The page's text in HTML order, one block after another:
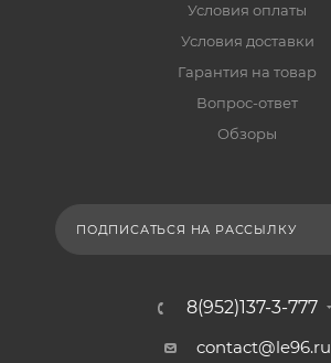
Условия оплаты
Условия доставки
Гарантия на товар
Вопрос-ответ
Обзоры
ПОДПИСАТЬСЯ НА РАССЫЛКУ
8(952)137-3-777
contact@le96.ru